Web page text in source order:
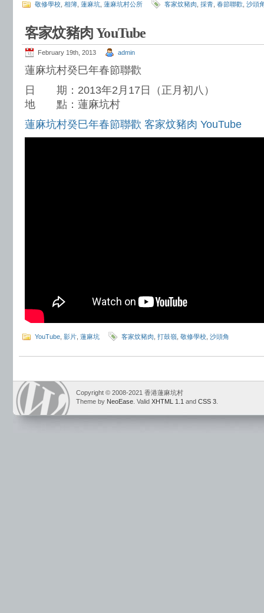
敬修學校 相簿 蓮麻坑 蓮麻坑村公所 客家炆豬肉 採青 春節聯歡 沙頭
客家炆豬肉 YouTube
February 19th, 2013 admin
蓮麻坑村癸巳年春節聯歡
日 期：2013年2月17日（正月初八）
地 點：蓮麻坑村
蓮麻坑村癸巳年春節聯歡 客家炆豬肉 YouTube
YouTube 影片 蓮麻坑 客家炆豬肉 打鼓嶺 敬修學校 沙頭角
Copyright © 2008-2021 香港蓮麻坑村
Theme by NeoEase . Valid XHTML 1.1 and CSS 3